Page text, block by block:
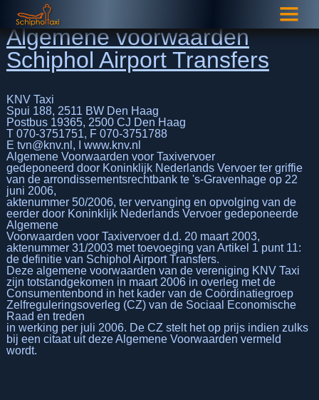
Algemene voorwaarden
Schiphol Airport Transfers
KNV Taxi
Spui 188, 2511 BW Den Haag
Postbus 19365, 2500 CJ Den Haag
T 070-3751751, F 070-3751788
E tvn@knv.nl, I www.knv.nl
Algemene Voorwaarden voor Taxivervoer
gedeponeerd door Koninklijk Nederlands Vervoer ter griffie
van de arrondissementsrechtbank te 's-Gravenhage op 22
juni 2006,
aktenummer 50/2006, ter vervanging en opvolging van de
eerder door Koninklijk Nederlands Vervoer gedeponeerde
Algemene
Voorwaarden voor Taxivervoer d.d. 20 maart 2003,
aktenummer 31/2003 met toevoeging van Artikel 1 punt 11:
de definitie van Schiphol Airport Transfers.
Deze algemene voorwaarden van de vereniging KNV Taxi
zijn totstandgekomen in maart 2006 in overleg met de
Consumentenbond in het kader van de Coördinatiegroep
Zelfreguleringsoverleg (CZ) van de Sociaal Economische
Raad en treden
in werking per juli 2006. De CZ stelt het op prijs indien zulks
bij een citaat uit deze Algemene Voorwaarden vermeld
wordt.